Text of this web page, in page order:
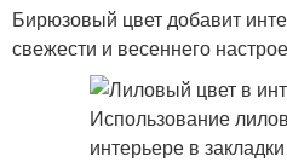
Бирюзовый цвет добавит
свежести и весеннего